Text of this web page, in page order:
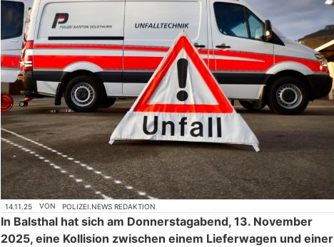
14.11.25 VON POLIZEI.NEWS REDAKTION
In Balsthal hat sich am Donnerstagabend, 13. November
2025, eine Kollision zwischen einem Lieferwagen und einer